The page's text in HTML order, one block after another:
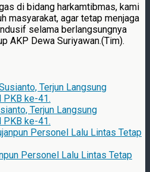
di bidang harkamtibmas, kami
masyarakat, agar tetap menjaga
selama berlangsungnya
AKP Dewa Suriyawan.(Tim).
Terjun Langsung
PKB ke-41.
Personel Lalu Lintas Tetap